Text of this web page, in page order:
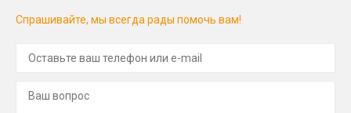
Спрашивайте, мы всегда рады помочь вам!